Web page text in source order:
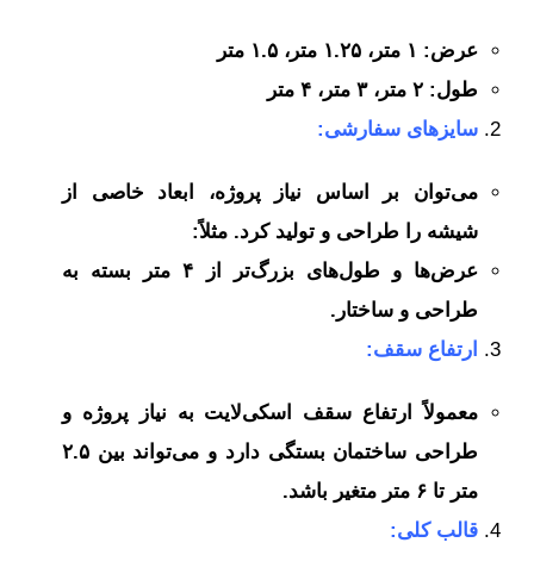
عرض: ۱ متر، ۱.۲۵ متر، ۱.۵ متر
طول: ۲ متر، ۳ متر، ۴ متر
سایزهای سفارشی:
می‌توان بر اساس نیاز پروژه، ابعاد خاصی از
شیشه را طراحی و تولید کرد. مثلاً:
عرض‌ها و طول‌های بزرگ‌تر از ۴ متر بسته به
طراحی و ساختار.
ارتفاع سقف:
معمولاً ارتفاع سقف اسکی‌لایت به نیاز پروژه و
طراحی ساختمان بستگی دارد و می‌تواند بین ۲.۵
متر تا ۶ متر متغیر باشد.
قالب کلی: